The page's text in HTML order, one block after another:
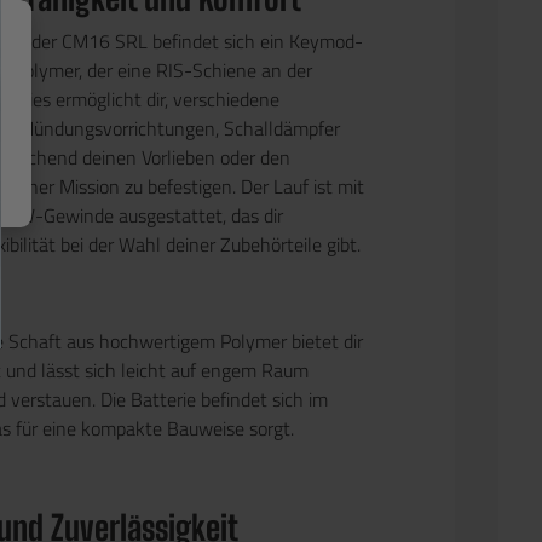
der CM16 SRL befindet sich ein Keymod-
Polymer, der eine RIS-Schiene an der
Dies ermöglicht dir, verschiedene
Mündungsvorrichtungen, Schalldämpfer
deinen Vorlieben oder den
deiner Mission zu befestigen. Der Lauf ist mit
Gewinde ausgestattet, das dir
bei der Wahl deiner Zubehörteile gibt.
Schaft aus hochwertigem Polymer bietet dir
lässt sich leicht auf engem Raum
verstauen. Die Batterie befindet sich im
für eine kompakte Bauweise sorgt.
Zuverlässigkeit